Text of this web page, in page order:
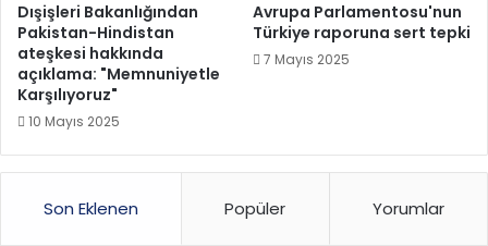
Dışişleri Bakanlığından
Pakistan-Hindistan
ateşkesi hakkında
açıklama: "Memnuniyetle
Karşılıyoruz"
10 Mayıs 2025
Avrupa Parlamentosu'nun
Türkiye raporuna sert tepki
7 Mayıs 2025
Son Eklenen Popüler Yorumlar